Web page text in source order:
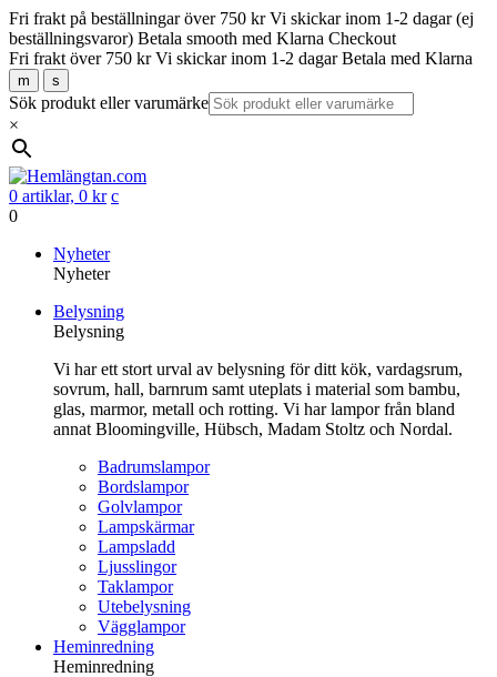
Fri frakt på beställningar över 750 kr Vi skickar inom 1-2 dagar (ej
beställningsvaror) Betala smooth med Klarna Checkout
Fri frakt över 750 kr Vi skickar inom 1-2 dagar Betala med Klarna
m s
Sök produkt eller varumärke
×
0 artiklar, 0 kr c
0
innehåll
Nyheter
Nyheter
Belysning
Belysning
Vi har ett stort urval av belysning för ditt kök, vardagsrum,
sovrum, hall, barnrum samt uteplats i material som bambu,
glas, marmor, metall och rotting. Vi har lampor från bland
annat Bloomingville, Hübsch, Madam Stoltz och Nordal.
Badrumslampor
Bordslampor
Golvlampor
Lampskärmar
Lampsladd
Ljusslingor
Taklampor
Utebelysning
Vägglampor
Heminredning
Heminredning